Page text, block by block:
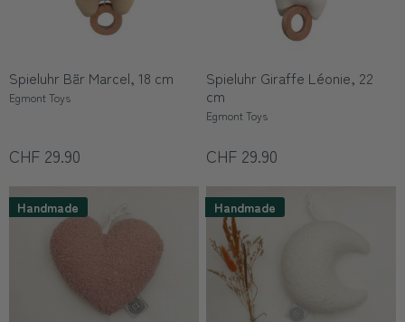
Spieluhr Bär Marcel, 18 cm
Egmont Toys
CHF 29.90
Spieluhr Giraffe Léonie, 22
cm
Egmont Toys
CHF 29.90
Handmade Handmade